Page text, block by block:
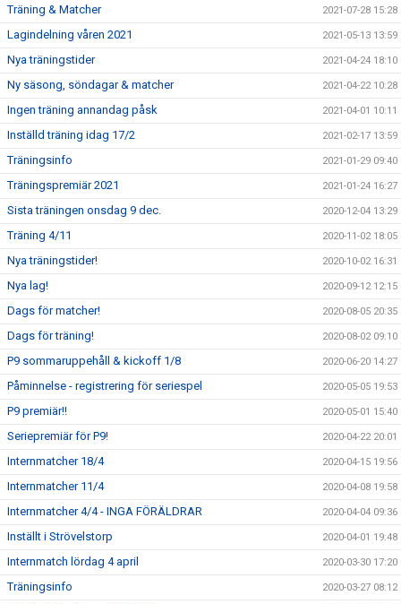
Träning & Matcher 2021-07-28 15:28
Lagindelning våren 2021 2021-05-13 13:59
Nya träningstider 2021-04-24 18:10
Ny säsong, söndagar & matcher 2021-04-22 10:28
Ingen träning annandag påsk 2021-04-01 10:11
Inställd träning idag 17/2 2021-02-17 13:59
Träningsinfo 2021-01-29 09:40
Träningspremiär 2021 2021-01-24 16:27
Sista träningen onsdag 9 dec. 2020-12-04 13:29
Träning 4/11 2020-11-02 18:05
Nya träningstider! 2020-10-02 16:31
Nya lag! 2020-09-12 12:15
Dags för matcher! 2020-08-05 20:35
Dags för träning! 2020-08-02 09:10
P9 sommaruppehåll & kickoff 1/8 2020-06-20 14:27
Påminnelse - registrering för seriespel 2020-05-05 19:53
P9 premiär!! 2020-05-01 15:40
Seriepremiär för P9! 2020-04-22 20:01
Internmatcher 18/4 2020-04-15 19:56
Internmatcher 11/4 2020-04-08 19:58
Internmatcher 4/4 - INGA FÖRÄLDRAR 2020-04-04 09:36
Inställt i Strövelstorp 2020-04-01 19:48
Internmatch lördag 4 april 2020-03-30 17:20
Träningsinfo 2020-03-27 08:12